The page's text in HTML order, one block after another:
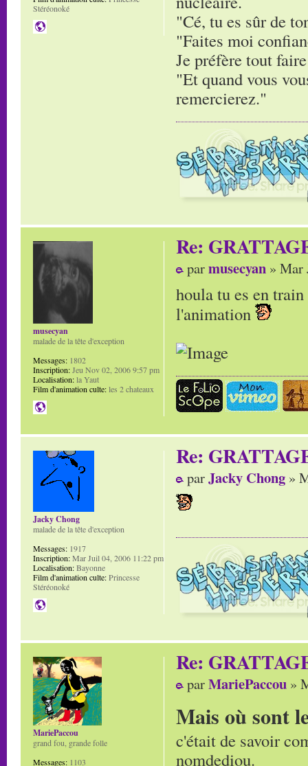
"Cé, tu es sûr de
"Faites moi
Je préfère tout
"Et quand vous
remercierez."
Stéréonoké
Re:
parmusecyan » Mar
houla tu es en
l'animation
musecyan
malade de la tête d'exception
Messages: 1802
Inscription:Jeu Nov 02, 2006 9:57 pm
Localisation:la Yaut
Film d'animation culte:les 2 chateaux
Re:
parJacky Chong »
Jacky Chong
malade de la tête d'exception
Messages: 1917
Inscription:Mar Juil 04, 2006 11:22 pm
Localisation:Bayonne
Film d'animation culte:Princesse
Stéréonoké
Re:
parMariePaccou »
Mais où sont
c'était de savoir
nomdediou.
MariePaccou
grand fou, grande folle
Messages: 1103